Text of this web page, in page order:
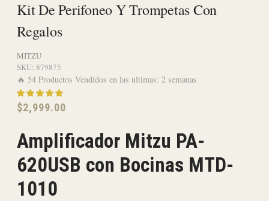
Kit De Perifoneo Y Trompetas Con
Regalos
MITZU
SKU: 879875
🔥 54 Productos Vendidos en las ultimas: 2 semanas
$2,999.00
Amplificador Mitzu PA-
620USB con Bocinas MTD-
1010